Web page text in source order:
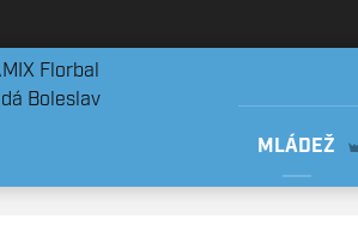
MLÁDEŽ